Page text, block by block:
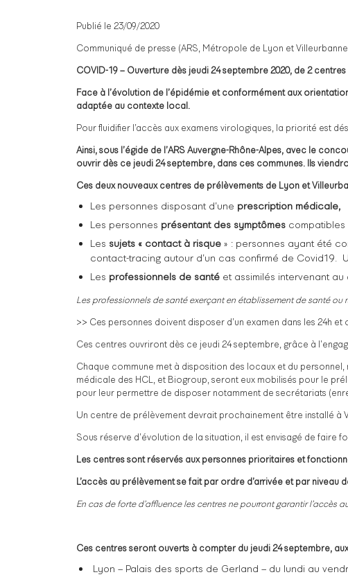
Publié le 23/09/2020
Communiqué de presse (ARS, Métropole de Lyon et
COVID-19 – Ouverture dès jeudi 24 septembre 2020, de 2
Face à l’évolution de l’épidémie et conformément aux
adaptée au contexte local.
Pour fluidifier l’accès aux examens virologiques, la priorité est
Ainsi, sous l’égide de l’ARS Auvergne-Rhône-Alpes, avec le
ouvrir dès ce jeudi 24 septembre, dans ces communes. Ils
Ces deux nouveaux centres de prélèvements de Lyon et
Les personnes disposant d’une prescription médicale,
Les personnes présentant des symptômes compatibles
Les sujets « contact à risque » : personnes ayant été
contact-tracing autour d’un cas confirmé de Covid19.
Les professionnels de santé et assimilés intervenant au
Les professionnels de santé exerçant en établissement de santé
>> Ces personnes doivent disposer d’un examen dans les 24h et
Ces centres ouvriront dès ce jeudi 24 septembre, grâce à
Chaque commune met à disposition des locaux et du
médicale des HCL, et Biogroup, seront eux mobilisés pour le
pour leur permettre de disposer notamment de secrétariats
Un centre de prélèvement devrait prochainement être installé à
Sous réserve d’évolution de la situation, il est envisagé de faire
Les centres sont réservés aux personnes prioritaires et
L’accès au prélèvement se fait par ordre d’arrivée et par niveau
En cas de forte d’affluence les centres ne pourront garantir l’accès
Ces centres seront ouverts à compter du jeudi 24 septembre,
 Lyon – Palais des sports de Gerland – du lundi au